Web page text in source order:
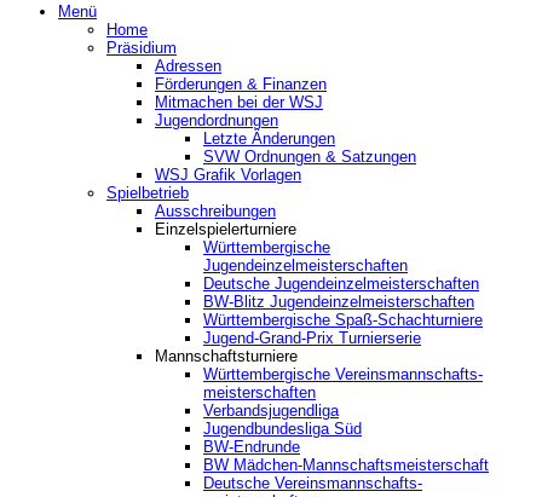
Menü
Home
Präsidium
Adressen
Förderungen & Finanzen
Mitmachen bei der WSJ
Jugendordnungen
Letzte Änderungen
SVW Ordnungen & Satzungen
WSJ Grafik Vorlagen
Spielbetrieb
Ausschreibungen
Einzelspielerturniere
Württembergische
Jugendeinzelmeisterschaften
Deutsche Jugendeinzelmeisterschaften
BW-Blitz Jugendeinzelmeisterschaften
Württembergische Spaß-Schachturniere
Jugend-Grand-Prix Turnierserie
Mannschaftsturniere
Württembergische Vereinsmannschafts-
meisterschaften
Verbandsjugendliga
Jugendbundesliga Süd
BW-Endrunde
BW Mädchen-Mannschaftsmeisterschaft
Deutsche Vereinsmannschafts-